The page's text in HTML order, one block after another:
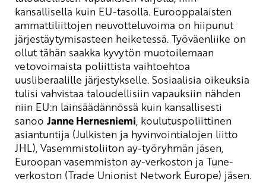
kansallisella kuin EU-tasolla. Eurooppalaisten
ammattiliittojen neuvotteluvoima on hiipunut
järjestäytymisasteen heiketessä. Työväenliike on
ollut tähän saakka kyvytön muotoilemaan
vetovoimaista poliittista vaihtoehtoa
uusliberaalille järjestykselle. Sosiaalisia oikeuksia
tulisi vahvistaa taloudellisiin vapauksiin nähden
niin EU:n lainsäädännössä kuin kansallisesti
sanoo Janne Hernesniemi, koulutuspoliittinen
asiantuntija (Julkisten ja hyvinvointialojen liitto
JHL), Vasemmistoliiton ay-työryhmän jäsen,
Euroopan vasemmiston ay-verkoston ja Tune-
verkoston (Trade Unionist Network Europe) jäsen.